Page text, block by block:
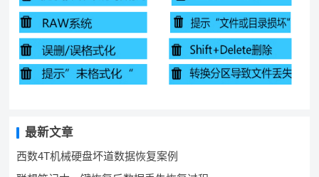
最新文章
西数4T机械硬盘坏道数据恢复案例